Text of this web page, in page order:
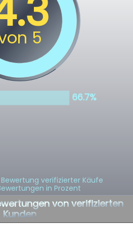
verifizierter Käufe
in Prozent
von verifizierten
Kunden